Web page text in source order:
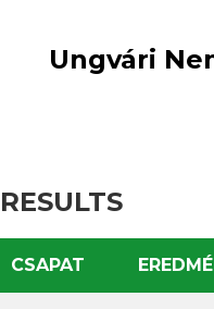
Ungvári
RESULTS
CSAPAT